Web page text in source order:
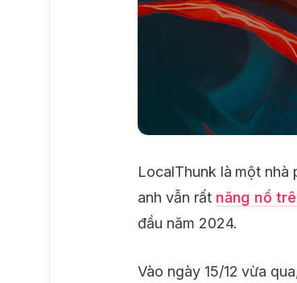
LocalThunk là một nhà
anh vẫn rất năng nổ
đầu năm 2024.
Vào ngày 15/12 vừa